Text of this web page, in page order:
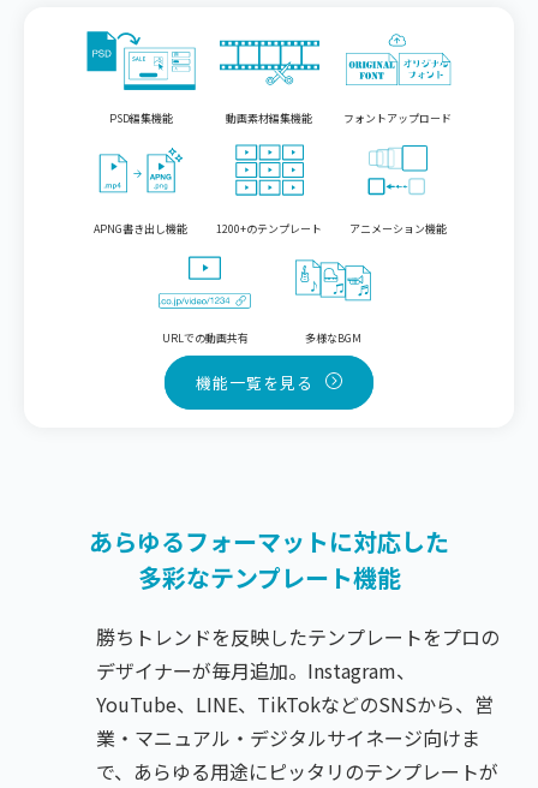
PSD編集機能 動画素材編集機能 フォントアップロード
APNG書き出し機能 1200+のテンプレート アニメーション機能
URLでの動画共有 多様なBGM
機能一覧を見る
あらゆるフォーマットに対応した
多彩なテンプレート機能
勝ちトレンドを反映したテンプレートをプロの
デザイナーが毎月追加。Instagram、
YouTube、LINE、TikTokなどのSNSから、営
業・マニュアル・デジタルサイネージ向けま
で、あらゆる用途にピッタリのテンプレートが